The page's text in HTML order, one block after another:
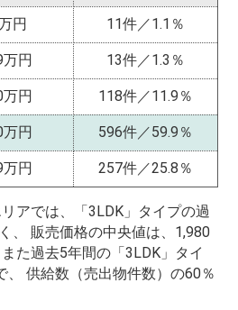
円 11件／1.1％
万円 13件／1.3％
万円 118件／11.9％
万円 596件／59.9％
円 257件／25.8％
アでは、「3LDK」タイプの過
、 販売価格の中央値は、1,980
た過去5年間の「3LDK」タイ
、 供給数（売出物件数）の60％